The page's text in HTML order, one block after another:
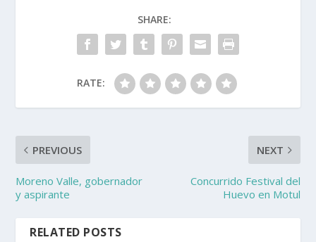
SHARE:
RATE:
PREVIOUS
Moreno Valle, gobernador
y aspirante
NEXT
Concurrido Festival del
Huevo en Motul
RELATED POSTS